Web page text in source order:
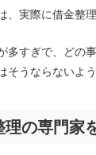
、実際に借金整
多すぎで、どの
そうならないよ
理の専門家